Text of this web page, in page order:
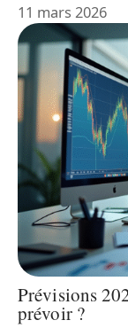
11 mars 2026
Prévisions
prévoir ?